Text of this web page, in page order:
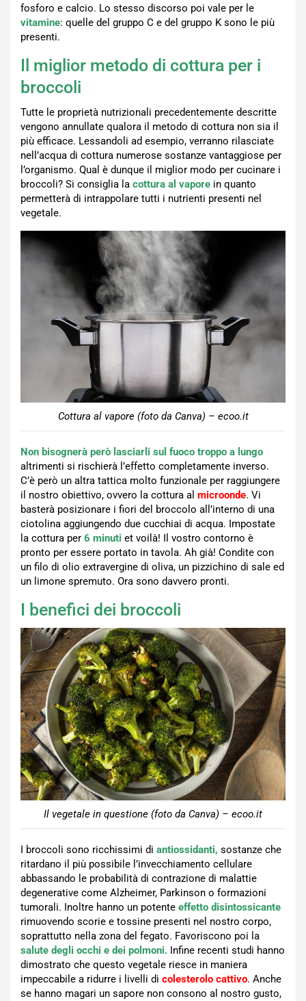
fosforo e calcio. Lo stesso discorso poi vale per le
vitamine: quelle del gruppo C e del gruppo K sono le più
presenti.
Il miglior metodo di cottura per i
broccoli
Tutte le proprietà nutrizionali precedentemente descritte
vengono annullate qualora il metodo di cottura non sia il
più efficace. Lessandoli ad esempio, verranno rilasciate
nell’acqua di cottura numerose sostanze vantaggiose per
l’organismo. Qual è dunque il miglior modo per cucinare i
broccoli? Si consiglia la cottura al vapore in quanto
permetterà di intrappolare tutti i nutrienti presenti nel
vegetale.
Cottura al vapore (foto da Canva) – ecoo.it
Non bisognerà però lasciarli sul fuoco troppo a lungo
altrimenti si rischierà l’effetto completamente inverso.
C’è però un altra tattica molto funzionale per raggiungere
il nostro obiettivo, ovvero la cottura al microonde. Vi
basterà posizionare i fiori del broccolo all’interno di una
ciotolina aggiungendo due cucchiai di acqua. Impostate
la cottura per 6 minuti et voilà! Il vostro contorno è
pronto per essere portato in tavola. Ah già! Condite con
un filo di olio extravergine di oliva, un pizzichino di sale ed
un limone spremuto. Ora sono davvero pronti.
I benefici dei broccoli
Il vegetale in questione (foto da Canva) – ecoo.it
I broccoli sono ricchissimi di antiossidanti, sostanze che
ritardano il più possibile l’invecchiamento cellulare
abbassando le probabilità di contrazione di malattie
degenerative come Alzheimer, Parkinson o formazioni
tumorali. Inoltre hanno un potente effetto disintossicante
rimuovendo scorie e tossine presenti nel nostro corpo,
soprattutto nella zona del fegato. Favoriscono poi la
salute degli occhi e dei polmoni. Infine recenti studi hanno
dimostrato che questo vegetale riesce in maniera
impeccabile a ridurre i livelli di colesterolo cattivo. Anche
se hanno magari un sapore non consono al nostro gusto,